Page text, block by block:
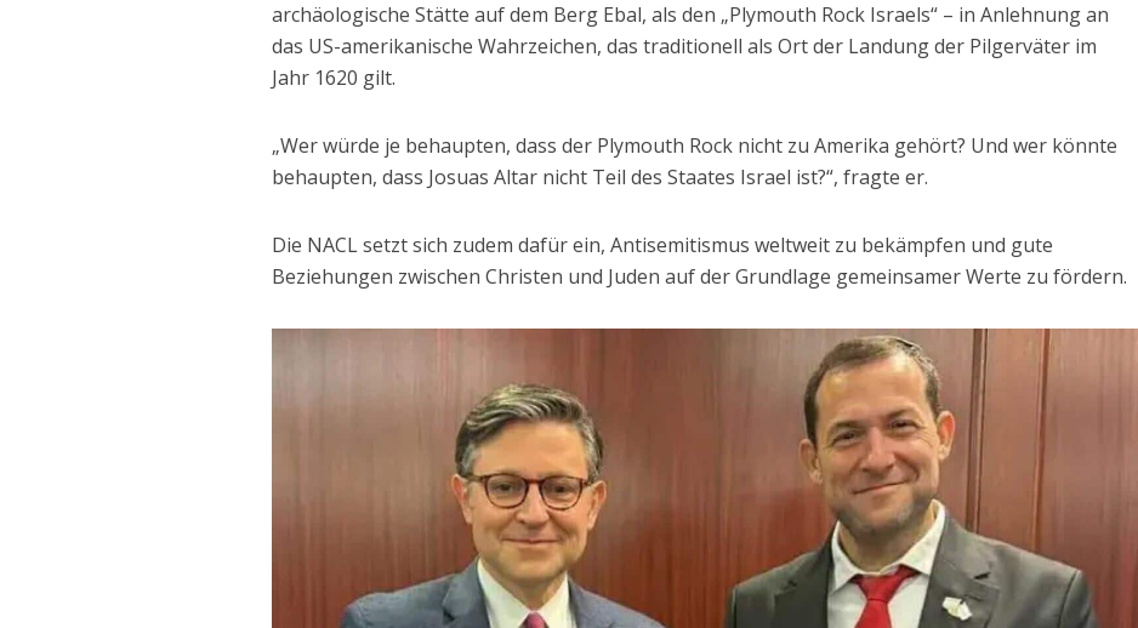
archäologische Stätte auf dem Berg Ebal, als den „Plymouth Rock Israels“ – in Anlehnung an
das US-amerikanische Wahrzeichen, das traditionell als Ort der Landung der Pilgerväter im
Jahr 1620 gilt.
„Wer würde je behaupten, dass der Plymouth Rock nicht zu Amerika gehört? Und wer könnte
behaupten, dass Josuas Altar nicht Teil des Staates Israel ist?“, fragte er.
Die NACL setzt sich zudem dafür ein, Antisemitismus weltweit zu bekämpfen und gute
Beziehungen zwischen Christen und Juden auf der Grundlage gemeinsamer Werte zu fördern.